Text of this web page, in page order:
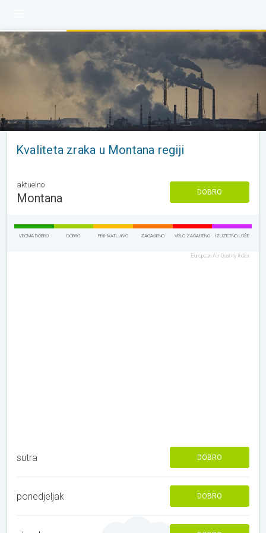
Kvaliteta zraka u Montana regiji
aktuelno
Montana DOBRO
VEOMA DOBRO DOBRO PRIHVATLJIVO ZAGAĐENO VRLO ZAGAĐENO IZUZETNO LOŠE
European Air Quality Index
sutra DOBRO
ponedjeljak DOBRO